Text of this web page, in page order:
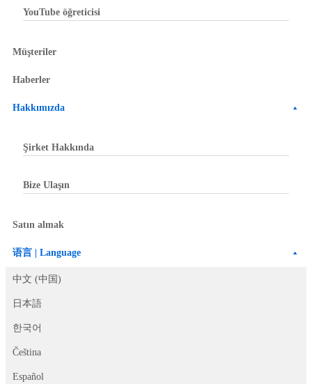
YouTube öğreticisi
Müşteriler
Haberler
Hakkımızda
Şirket Hakkında
Bize Ulaşın
Satın almak
语言 | Language
中文 (中国)
日本語
한국어
Čeština
Español